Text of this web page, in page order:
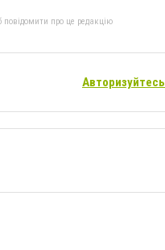
повідомити про це редакцію
Авторизуйтесь